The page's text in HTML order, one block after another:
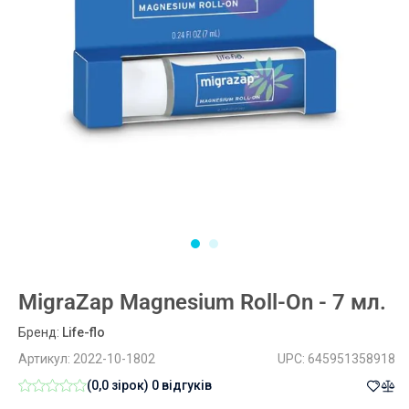
MigraZap Magnesium Roll-On - 7 мл.
Бренд: Life-flo
Артикул: 2022-10-1802 UPC: 645951358918
(0,0 зірок) 0 відгуків